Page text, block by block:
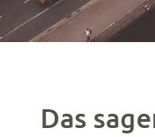
Das